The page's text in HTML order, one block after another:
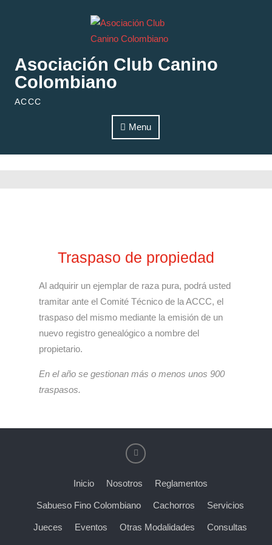
Asociación Club Canino
Colombiano
ACCC
Menu
Traspaso de propiedad
Al adquirir un ejemplar de raza pura, podrá usted
tramitar ante el Comité Técnico de la ACCC, el
traspaso del mismo mediante la emisión de un
nuevo registro genealógico a nombre del
propietario.
En el año se gestionan más o menos unos 900
traspasos.
Inicio Nosotros Reglamentos
Sabueso Fino Colombiano Cachorros Servicios
Jueces Eventos Otras Modalidades Consultas